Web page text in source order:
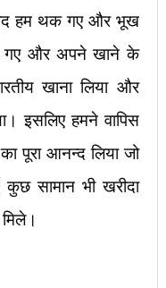
हम थक गए और भूख
गए और अपने खाने के
खाना लिया और
इसलिए हमने वापिस
पूरा आनन्द लिया जो
सामान भी खरीदा